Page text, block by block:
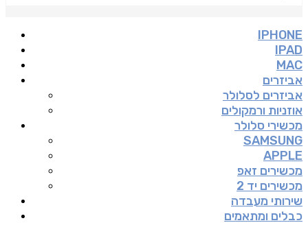
IPHONE
IPAD
MAC
אביזרים
אביזרים לסלולר
אוזניות ורמקולים
מכשירי סלולר
SAMSUNG
APPLE
מכשירים זאפ
מכשירים יד 2
שירותי מעבדה
כבלים ומתאמים